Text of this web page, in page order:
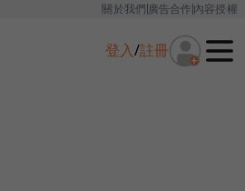
關於我們廣告合作內容授權
登入/註冊